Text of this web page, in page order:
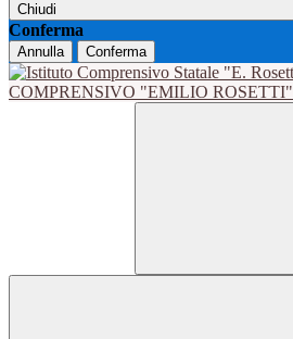
Chiudi
Conferma
Annulla Conferma
COMPRENSIVO "EMILIO ROSETTI"